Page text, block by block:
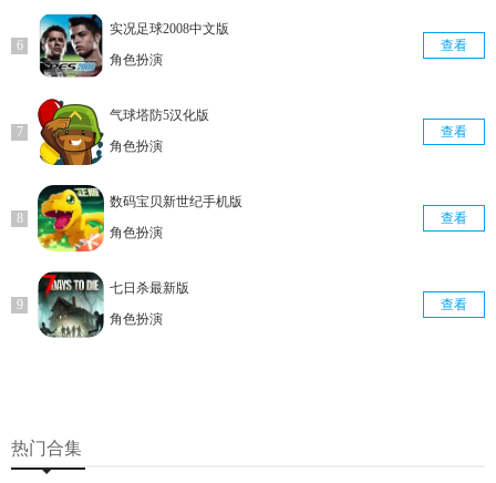
实况足球2008中文版
角色扮演
查看
气球塔防5汉化版
角色扮演
查看
数码宝贝新世纪手机版
角色扮演
查看
七日杀最新版
角色扮演
查看
热门合集